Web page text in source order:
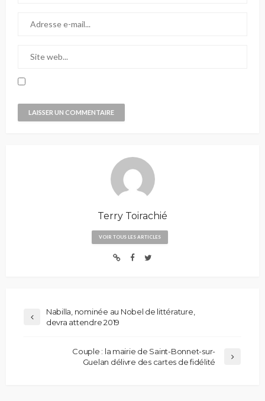
Terry Toirachié
VOIR TOUS LES ARTICLES
Nabilla, nominée au Nobel de littérature,
devra attendre 2019
Couple : la mairie de Saint-Bonnet-sur-
Guelan délivre des cartes de fidélité